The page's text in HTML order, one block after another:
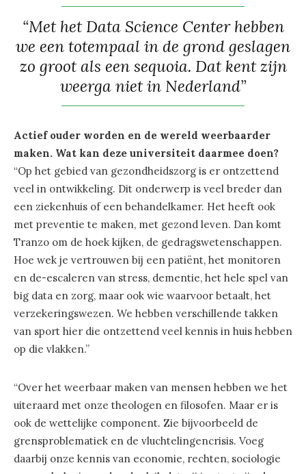
“Met het Data Science Center hebben
we een totempaal in de grond geslagen
zo groot als een sequoia. Dat kent zijn
weerga niet in Nederland”
Actief ouder worden en de wereld weerbaarder
maken. Wat kan deze universiteit daarmee doen?
“Op het gebied van gezondheidszorg is er ontzettend
veel in ontwikkeling. Dit onderwerp is veel breder dan
een ziekenhuis of een behandelkamer. Het heeft ook
met preventie te maken, met gezond leven. Dan komt
Tranzo om de hoek kijken, de gedragswetenschappen.
Hoe wek je vertrouwen bij een patiënt, het monitoren
en de-escaleren van stress, dementie, het hele spel van
big data en zorg, maar ook wie waarvoor betaalt, het
verzekeringswezen. We hebben verschillende takken
van sport hier die ontzettend veel kennis in huis hebben
op die vlakken.”
“Over het weerbaar maken van mensen hebben we het
uiteraard met onze theologen en filosofen. Maar er is
ook de wettelijke component. Zie bijvoorbeeld de
grensproblematiek en de vluchtelingencrisis. Voeg
daarbij onze kennis van economie, rechten, sociologie